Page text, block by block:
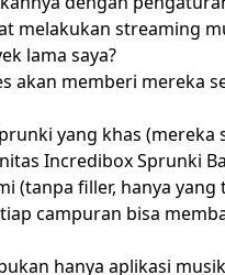
melakukan streaming
lama saya?
akan memberi mereka
yang khas (mereka
Incredibox Sprunki
(tanpa filler, hanya yang
campuran bisa
hanya aplikasi